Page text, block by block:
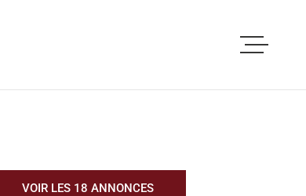
VOIR LES 18 ANNONCES